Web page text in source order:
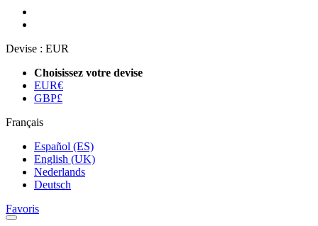
Devise : EUR
Choisissez votre devise
EUR€
GBP£
Français
Español (ES)
English (UK)
Nederlands
Deutsch
Favoris